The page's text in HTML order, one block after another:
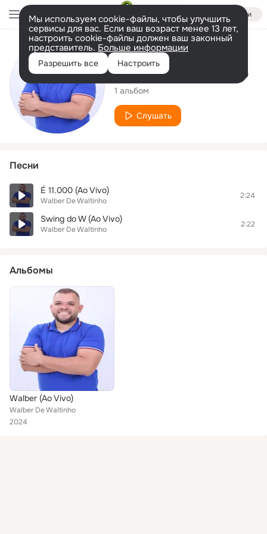
Войти
Мы используем cookie-файлы, чтобы улучшить
сервисы для вас. Если ваш возраст менее 13 лет,
настроить cookie-файлы должен ваш законный
представитель. Больше информации
Разрешить все Настроить
Исполнитель
Walber De Waltinho
1 альбом
Слушать
Песни
É 11.000 (Ao Vivo)
Walber De Waltinho
2:24
Swing do W (Ao Vivo)
Walber De Waltinho
2:22
Альбомы
Walber (Ao Vivo)
Walber De Waltinho
2024